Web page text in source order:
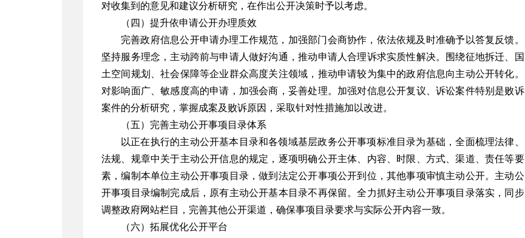
对收集到的意见和建议分析研究，在作出公开决策时予以考虑。
（四）提升依申请公开办理质效
完善政府信息公开申请办理工作规范，加强部门会商协作，依法依规及时准确予以答复反馈。
坚持服务理念，主动跨前与申请人做好沟通，推动申请人合理诉求实质性解决。围绕征地拆迁、国
土空间规划、社会保障等企业群众高度关注领域，推动申请较为集中的政府信息向主动公开转化。
对影响面广、敏感度高的申请，加强会商，妥善处理。加强对信息公开复议、诉讼案件特别是败诉
案件的分析研究，掌握成案及败诉原因，采取针对性措施加以改进。
（五）完善主动公开事项目录体系
以正在执行的主动公开基本目录和各领域基层政务公开事项标准目录为基础，全面梳理法律、
法规、规章中关于主动公开信息的规定，逐项明确公开主体、内容、时限、方式、渠道、责任等要
素，编制本单位主动公开事项目录，做到法定公开事项公开到位，其他事项审慎主动公开。主动公
开事项目录编制完成后，原有主动公开基本目录不再保留。全力抓好主动公开事项目录落实，同步
调整政府网站栏目，完善其他公开渠道，确保事项目录要求与实际公开内容一致。
（六）拓展优化公开平台